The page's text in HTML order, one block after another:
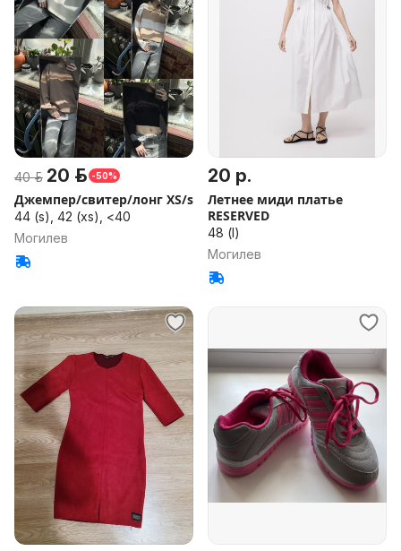
40 р. 20 р. -50%
Джемпер/свитер/лонг XS/s
44 (s), 42 (xs), <40
Могилев
20 р.
Летнее миди платье
RESERVED
48 (l)
Могилев